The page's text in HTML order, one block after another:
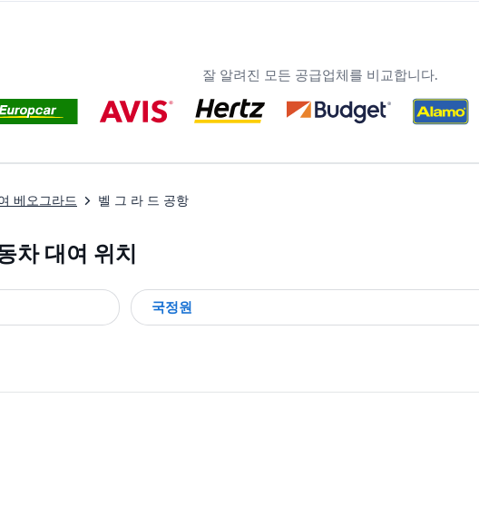
잘 알려진 모든 공급업체를 비교합니다.
베오그라드 벨 그 라 드 공항
차 대여 위치
국정원